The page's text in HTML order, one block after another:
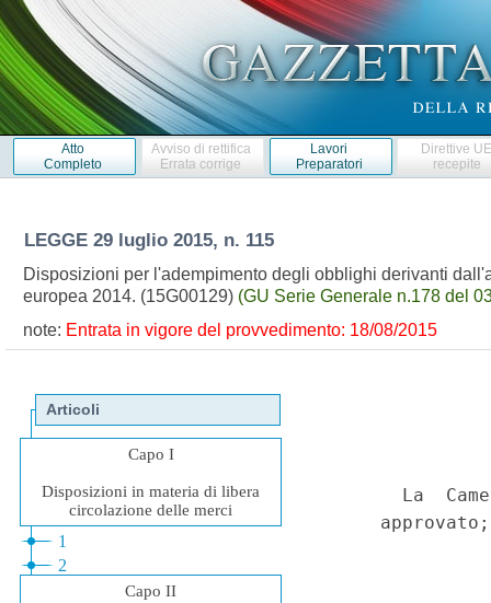
Atto
Completo
Avviso di rettifica
Errata corrige
Lavori
Preparatori
Direttive
recepite
LEGGE 29 luglio 2015, n. 115
Disposizioni per l'adempimento degli obblighi derivanti
europea 2014. (15G00129) (GU Serie Generale n.178 del
note: Entrata in vigore del provvedimento: 18/08/2015